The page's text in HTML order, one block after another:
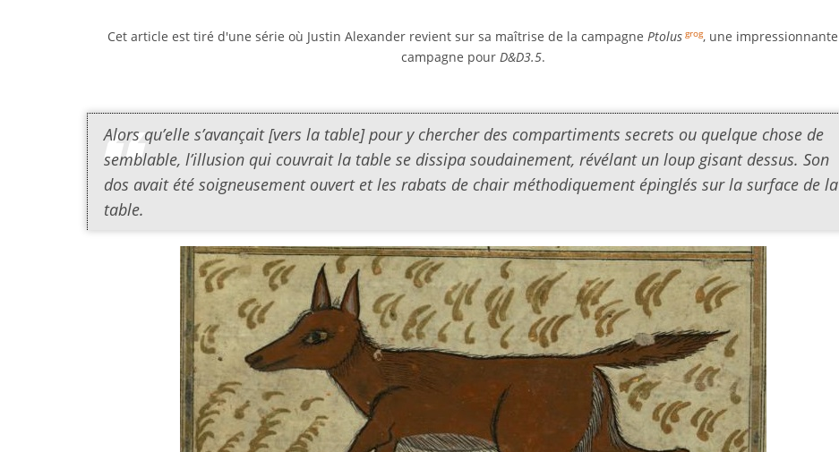
Cet article est tiré d'une série où Justin Alexander revient sur sa maîtrise de la campagnePtolus grog, une impressionnante
campagne pour D&D3.5.
Alors qu’elle s’avançait [vers la table] pour y chercher des compartiments secrets ou quelque chose de
semblable, l’illusion qui couvrait la table se dissipa soudainement, révélant un loup gisant dessus. Son
dos avait été soigneusement ouvert et les rabats de chair méthodiquement épinglés sur la surface de la
table.